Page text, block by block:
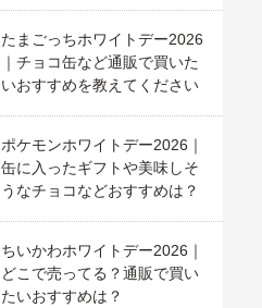
たまごっちホワイトデー2026
｜チョコ缶など通販で買いた
いおすすめを教えてください
ポケモンホワイトデー2026｜
缶に入ったギフトや美味しそ
うなチョコなどおすすめは？
ちいかわホワイトデー2026｜
どこで売ってる？通販で買い
たいおすすめは？